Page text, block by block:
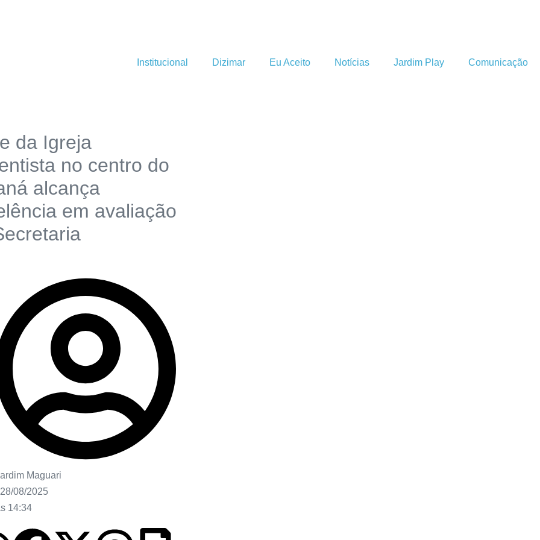
Institucional Dizimar Eu Aceito Notícias Jardim Play Comunicação
da Igreja
no centro do
alcança
em avaliação
Maguari
28/08/2025
14:34